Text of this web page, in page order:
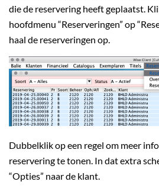
die de reservering heeft geplaatst.
hoofdmenu “Reserveringen” op
haal de reserveringen op.
Dubbelklik op een regel om meer
reservering te tonen. In dat extra
“Opties” naar de klant.